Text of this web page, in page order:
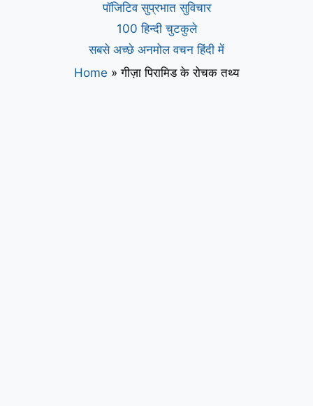
पॉजिटिव सुप्रभात सुविचार
100 हिन्दी चुटकुले
सबसे अच्छे अनमोल वचन हिंदी में
Home »गीज़ा पिरामिड के रोचक तथ्य